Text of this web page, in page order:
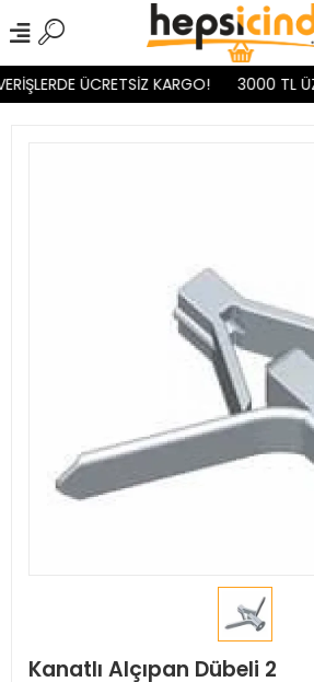
ÜCRETSİZ KARGO! 3000 TL
Kanatlı Alçıpan Dübeli 2